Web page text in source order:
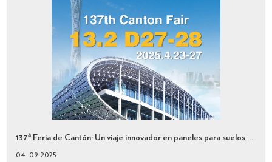
137.ª Feria de Cantón: Un viaje innovador en paneles para suelos y paredes｜DECNO
04. 09, 2025